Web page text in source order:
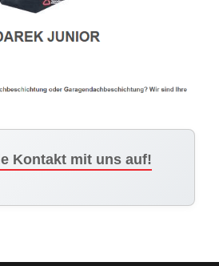
Kontakt mit uns auf!